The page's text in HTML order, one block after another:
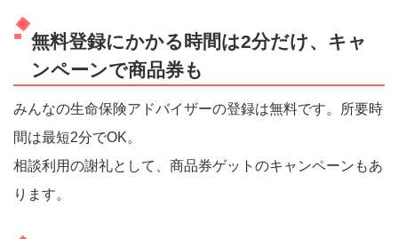
無料登録にかかる時間は2分だけ、キャ
ンペーンで商品券も
みんなの生命保険アドバイザーの登録は無料です。所要時
間は最短2分でOK。
相談利用の謝礼として、商品券ゲットのキャンペーンもあ
ります。